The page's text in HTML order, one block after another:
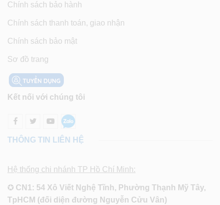
Chính sách bảo hành
Chính sách thanh toán, giao nhận
Chính sách bảo mật
Sơ đồ trang
Kết nối với chúng tôi
THÔNG TIN LIÊN HỆ
Hệ thống chi nhánh TP Hồ Chí Minh:
✪ CN1: 54 Xô Viết Nghệ Tĩnh, Phường Thạnh Mỹ Tây,
TpHCM (đối diện đường Nguyễn Cửu Vân)